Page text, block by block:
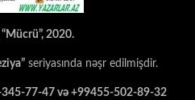
2020.
seriyasında nəşr edilmişdir.
77-47 və +99455-502-89-32